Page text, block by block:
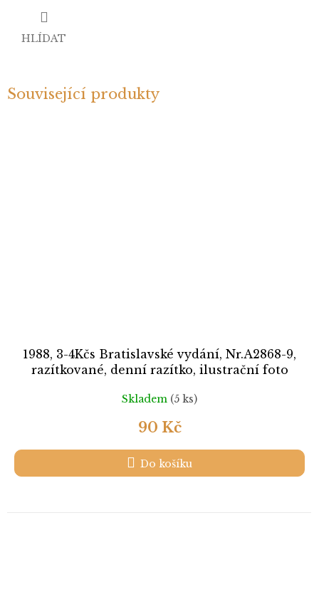
HLÍDAT
Související produkty
1988, 3-4Kčs Bratislavské vydání, Nr.A2868-9,
razítkované, denní razítko, ilustrační foto
Skladem (5 ks)
90 Kč
Do košíku